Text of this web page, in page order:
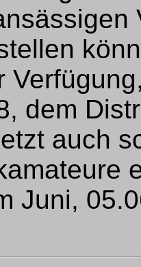
dem
auch
Juni,